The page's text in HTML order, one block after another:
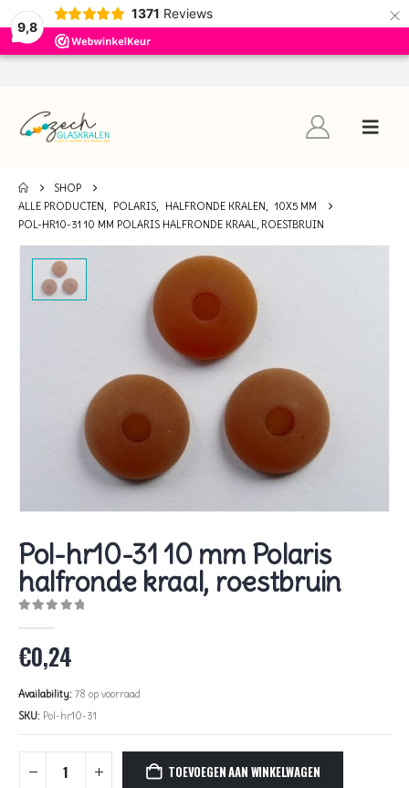
9,8
1371 Reviews ×
SHOP
ALLE PRODUCTEN, POLARIS, HALFRONDE KRALEN, 10X5 MM
POL-HR10-31 10 MM POLARIS HALFRONDE KRAAL, ROESTBRUIN
Pol-hr10-31 10 mm Polaris
halfronde kraal, roestbruin
€0,24
Availability: 78 op voorraad
SKU: Pol-hr10-31
TOEVOEGEN AAN WINKELWAGEN